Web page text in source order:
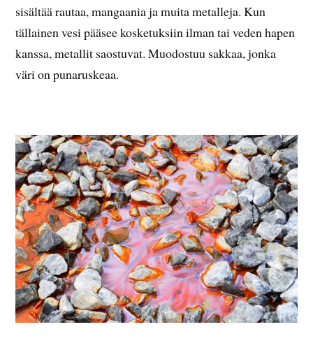
sisältää rautaa, mangaania ja muita metalleja. Kun
tällainen vesi pääsee kosketuksiin ilman tai veden hapen
kanssa, metallit saostuvat. Muodostuu sakkaa, jonka
väri on punaruskeaa.